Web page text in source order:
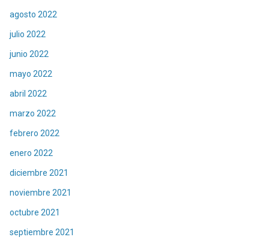
agosto 2022
julio 2022
junio 2022
mayo 2022
abril 2022
marzo 2022
febrero 2022
enero 2022
diciembre 2021
noviembre 2021
octubre 2021
septiembre 2021